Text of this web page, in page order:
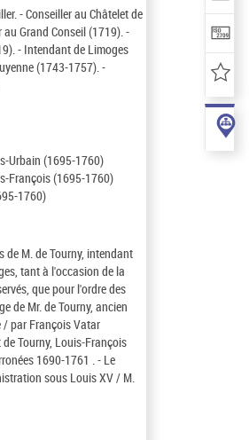
- Conseiller au Châtelet de
Grand Conseil (1719). -
- Intendant de Limoges
(1743-1757). -
Urbain (1695-1760)
François (1695-1760)
1760)
de M. de Tourny, intendant
tant à l'occasion de la
que pour l'ordre des
de Mr. de Tourny, ancien
/ par François Vatar
Tourny, Louis-François
1690-1761 . - Le
sous Louis XV / M.